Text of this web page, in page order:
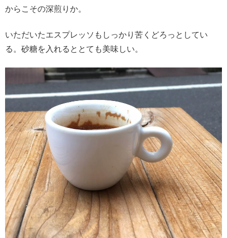
からこその深煎りか。
いただいたエスプレッソもしっかり苦くどろっとしてい
る。砂糖を入れるととても美味しい。